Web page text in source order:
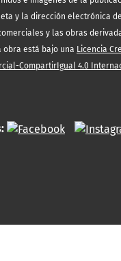
y la dirección electrónica
y las obras
obra está bajo una Licencia
CompartirIgual 4.0